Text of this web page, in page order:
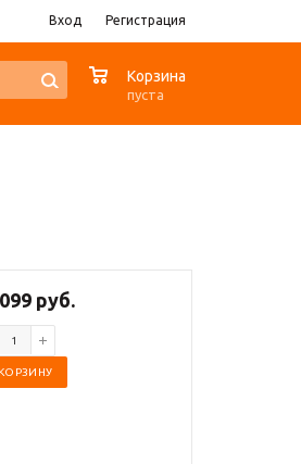
Вход Регистрация
Корзина
пуста
руб.